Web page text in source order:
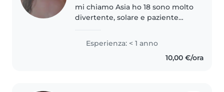
mi chiamo Asia ho 18 sono molto
divertente, solare e paziente
sabato e domenica sono
disponibile di mattina dal
martedì fino al venerdì posso
Esperienza: < 1 anno
10,00 €/ora